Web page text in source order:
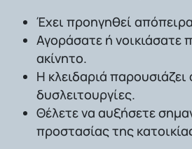
Έχει προηγηθεί
Αγοράσατε ή νοικιάσατε
ακίνητο.
Η κλειδαριά
δυσλειτουργίες.
Θέλετε να αυξήσετε
προστασίας της